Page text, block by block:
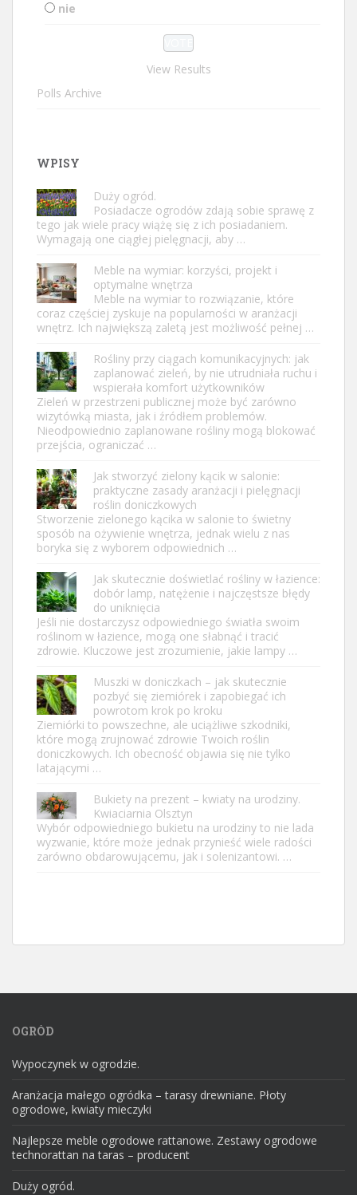
nie
View Results
Polls Archive
WPISY
Duży ogród.
Posiadacze ogrodów zdają sobie sprawę z
tego jak wiele pracy wiążę się z ich posiadaniem.
Wymagają one ciągłej pielęgnacji, aby …
Meble na wymiar: korzyści, projekt i
optymalne wnętrza
Meble na wymiar to rozwiązanie, które
coraz częściej zyskuje na popularności w aranżacji
wnętrz. Ich największą zaletą jest możliwość pełnej …
Rośliny przy ciągach komunikacyjnych: jak
zaplanować zieleń, by nie utrudniała ruchu i
wspierała komfort użytkowników
Zieleń w przestrzeni publicznej może być zarówno
wizytówką miasta, jak i źródłem problemów.
Nieodpowiednio zaplanowane rośliny mogą blokować
przejścia, ograniczać …
Jak stworzyć zielony kącik w salonie:
praktyczne zasady aranżacji i pielęgnacji
roślin doniczkowych
Stworzenie zielonego kącika w salonie to świetny
sposób na ożywienie wnętrza, jednak wielu z nas
boryka się z wyborem odpowiednich …
Jak skutecznie doświetlać rośliny w łazience:
dobór lamp, natężenie i najczęstsze błędy
do uniknięcia
Jeśli nie dostarczysz odpowiedniego światła swoim
roślinom w łazience, mogą one słabnąć i tracić
zdrowie. Kluczowe jest zrozumienie, jakie lampy …
Muszki w doniczkach – jak skutecznie
pozbyć się ziemiórek i zapobiegać ich
powrotom krok po kroku
Ziemiórki to powszechne, ale uciążliwe szkodniki,
które mogą zrujnować zdrowie Twoich roślin
doniczkowych. Ich obecność objawia się nie tylko
latającymi …
Bukiety na prezent – kwiaty na urodziny.
Kwiaciarnia Olsztyn
Wybór odpowiedniego bukietu na urodziny to nie lada
wyzwanie, które może jednak przynieść wiele radości
zarówno obdarowującemu, jak i solenizantowi. …
OGRÓD
Wypoczynek w ogrodzie.
Aranżacja małego ogródka – tarasy drewniane. Płoty
ogrodowe, kwiaty mieczyki
Najlepsze meble ogrodowe rattanowe. Zestawy ogrodowe
technorattan na taras – producent
Duży ogród.